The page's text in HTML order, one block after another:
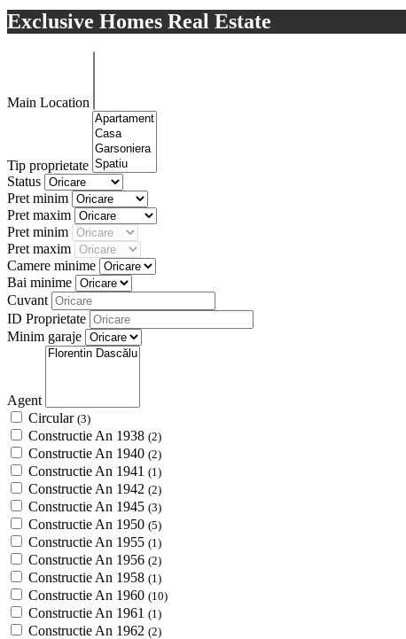
Exclusive Homes Real Estate
Main Location
Tip proprietate
Status
Pret minim
Pret maxim
Pret minim
Pret maxim
Camere minime
Bai minime
Cuvant
ID Proprietate
Minim garaje
Agent
Circular (3)
Constructie An 1938 (2)
Constructie An 1940 (2)
Constructie An 1941 (1)
Constructie An 1942 (2)
Constructie An 1945 (3)
Constructie An 1950 (5)
Constructie An 1955 (1)
Constructie An 1956 (2)
Constructie An 1958 (1)
Constructie An 1960 (10)
Constructie An 1961 (1)
Constructie An 1962 (2)